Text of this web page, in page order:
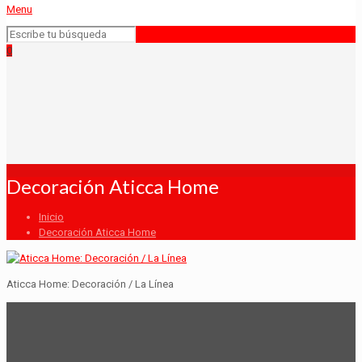
Menu
0
Decoración Aticca Home
Inicio
Decoración Aticca Home
Aticca Home: Decoración / La Línea